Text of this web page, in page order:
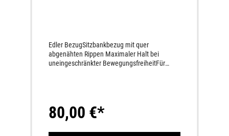
Edler BezugSitzbankbezug mit quer
abgenähten Rippen Maximaler Halt bei
uneingeschränkter BewegungsfreiheitFür
80,00 €*